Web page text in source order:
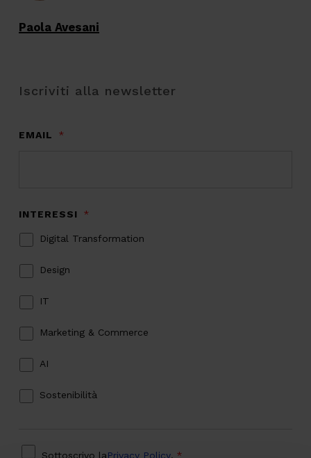
Paola Avesani
Iscriviti alla newsletter
EMAIL *
INTERESSI *
Digital Transformation
Design
IT
Marketing & Commerce
AI
Sostenibilità
PRIVACY
Sottoscrivo laPrivacy Policy. *